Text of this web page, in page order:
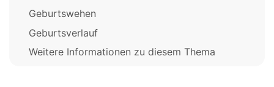
Geburtswehen
Geburtsverlauf
Weitere Informationen zu diesem Thema